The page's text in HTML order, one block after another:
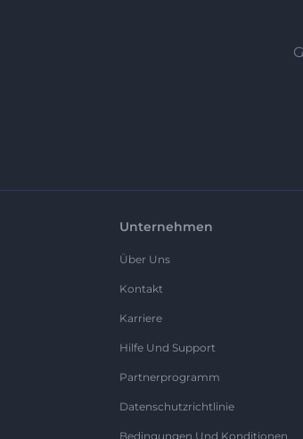
Unternehmen
Über Uns
Kontakt
Karriere
Hilfe Und Support
Partnerprogramm
Datenschutzrichtlinie
Bedingungen Und Konditionen